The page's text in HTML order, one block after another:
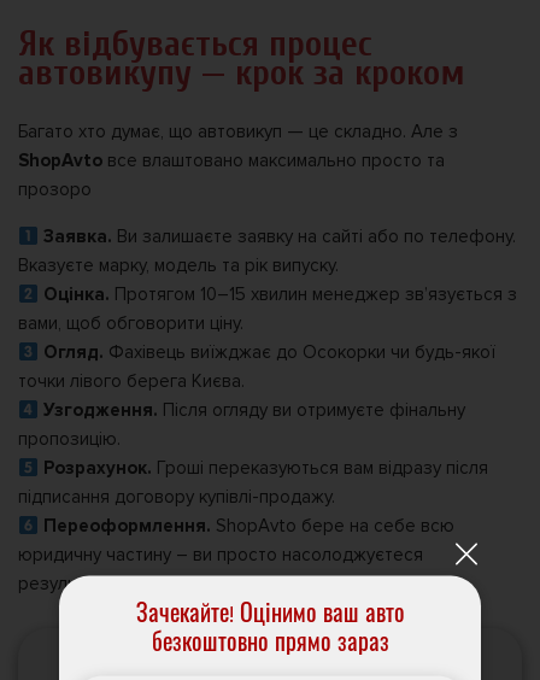
Як відбувається процес
автовикупу — крок за кроком
Багато хто думає, що автовикуп — це складно. Але з
ShopAvto все влаштовано максимально просто та
прозоро
Заявка. Ви залишаєте заявку на сайті або по телефону.
Вказуєте марку, модель та рік випуску.
Оцінка. Протягом 10–15 хвилин менеджер зв’язується з
вами, щоб обговорити ціну.
Огляд. Фахівець виїжджає до Осокорки чи будь-якої
точки лівого берега Києва.
Узгодження. Після огляду ви отримуєте фінальну
пропозицію.
Розрахунок. Гроші переказуються вам відразу після
підписання договору купівлі-продажу.
Переоформлення. ShopAvto бере на себе всю
юридичну частину – ви просто насолоджуєтеся
результатом.
Зачекайте! Оцінимо ваш авто
безкоштовно прямо зараз